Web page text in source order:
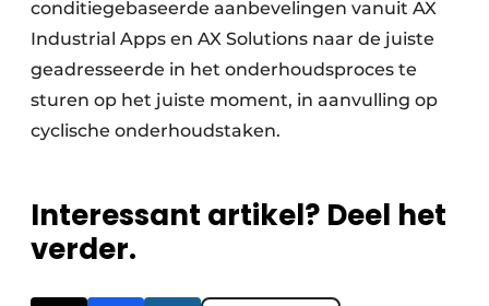
conditiegebaseerde aanbevelingen vanuit AX
Industrial Apps en AX Solutions naar de juiste
geadresseerde in het onderhoudsproces te
sturen op het juiste moment, in aanvulling op
cyclische onderhoudstaken.
Interessant artikel? Deel het
verder.